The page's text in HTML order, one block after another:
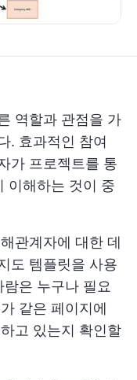
역할과 관점을 가
. 효과적인 참여
가 프로젝트를 통
이해하는 것이 중
관계자에 대한 데
도 템플릿을 사용
은 누구나 필요
같은 페이지에
고 있는지 확인할